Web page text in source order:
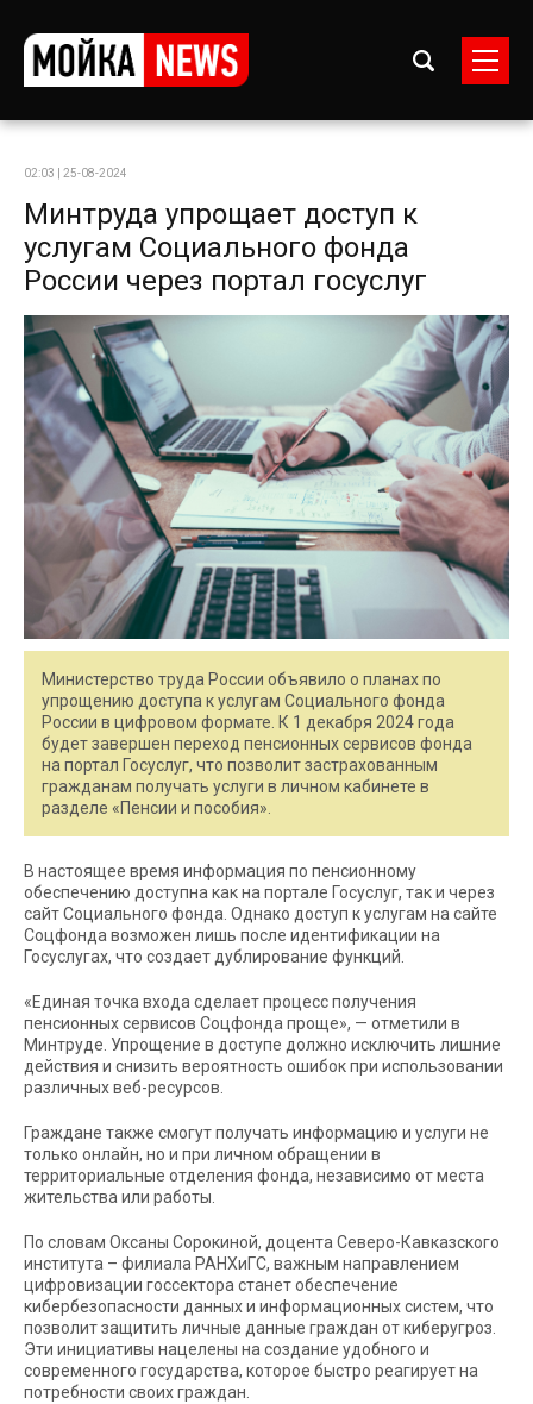
02:03 | 25-08-2024
Минтруда упрощает доступ к
услугам Социального фонда
России через портал госуслуг
Министерство труда России объявило о планах по
упрощению доступа к услугам Социального фонда
России в цифровом формате. К 1 декабря 2024 года
будет завершен переход пенсионных сервисов фонда
на портал Госуслуг, что позволит застрахованным
гражданам получать услуги в личном кабинете в
разделе «Пенсии и пособия».
В настоящее время информация по пенсионному
обеспечению доступна как на портале Госуслуг, так и через
сайт Социального фонда. Однако доступ к услугам на сайте
Соцфонда возможен лишь после идентификации на
Госуслугах, что создает дублирование функций.
«Единая точка входа сделает процесс получения
пенсионных сервисов Соцфонда проще», — отметили в
Минтруде. Упрощение в доступе должно исключить лишние
действия и снизить вероятность ошибок при использовании
различных веб-ресурсов.
Граждане также смогут получать информацию и услуги не
только онлайн, но и при личном обращении в
территориальные отделения фонда, независимо от места
жительства или работы.
По словам Оксаны Сорокиной, доцента Северо-Кавказского
института – филиала РАНХиГС, важным направлением
цифровизации госсектора станет обеспечение
кибербезопасности данных и информационных систем, что
позволит защитить личные данные граждан от киберугроз.
Эти инициативы нацелены на создание удобного и
современного государства, которое быстро реагирует на
потребности своих граждан.